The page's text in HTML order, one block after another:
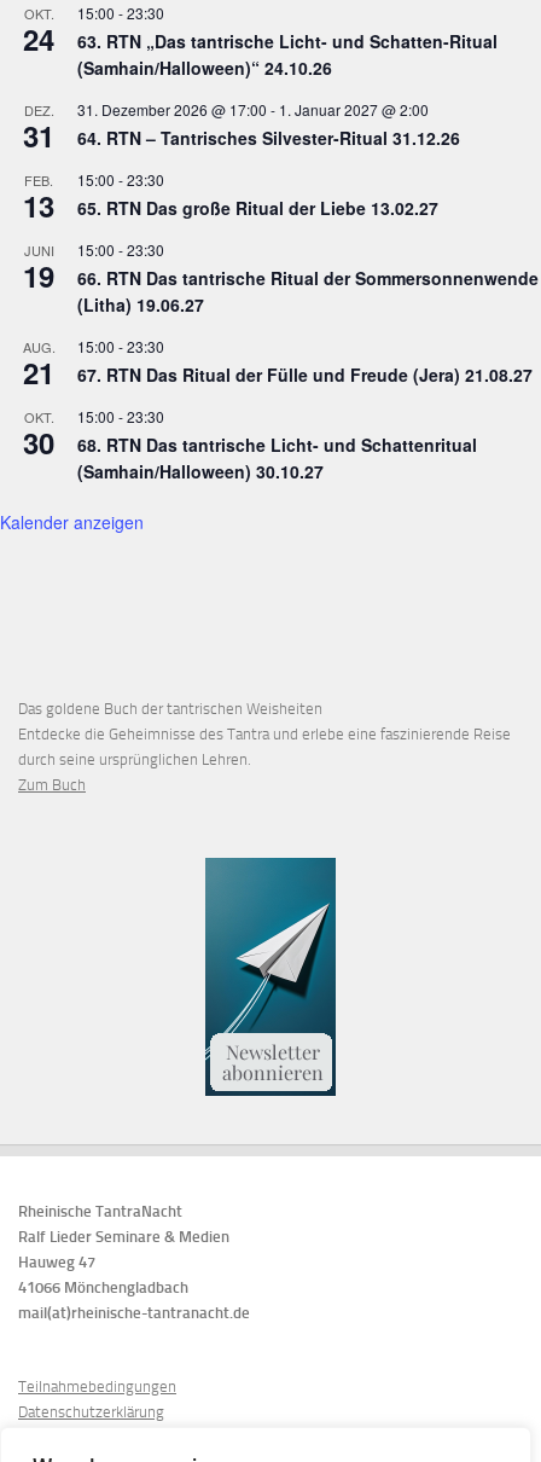
OKT.
24
15:00 -23:30
63. RTN „Das tantrische Licht- und Schatten-Ritual
(Samhain/Halloween)“ 24.10.26
DEZ.
31
31. Dezember 2026 @ 17:00 - 1. Januar 2027 @ 2:00
64. RTN – Tantrisches Silvester-Ritual 31.12.26
FEB.
13
15:00 -23:30
65. RTN Das große Ritual der Liebe 13.02.27
JUNI
19
15:00 -23:30
66. RTN Das tantrische Ritual der Sommersonnenwende
(Litha) 19.06.27
AUG.
21
15:00 -23:30
67. RTN Das Ritual der Fülle und Freude (Jera) 21.08.27
OKT.
30
15:00 -23:30
68. RTN Das tantrische Licht- und Schattenritual
(Samhain/Halloween) 30.10.27
Kalender anzeigen
Das goldene Buch der tantrischen Weisheiten
Entdecke die Geheimnisse des Tantra und erlebe eine faszinierende Reise
durch seine ursprünglichen Lehren.
Zum Buch
Rheinische TantraNacht
Ralf Lieder Seminare & Medien
Hauweg 47
41066 Mönchengladbach
mail(at)rheinische-tantranacht.de
Teilnahmebedingungen
Datenschutzerklärung